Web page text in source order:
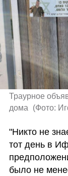
Траурное
дома
(Фото:
"Никто не
тот день в
было не